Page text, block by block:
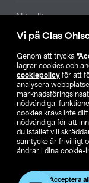
Vi på Clas
Genom att trycka
lagrar cookies och
cookiepolicy för att
analysera
nödvändiga,
cookies krävs inte
nödvändiga för att
du istället vill
samtycke är frivilligt
ändrar i dina cookie-
Acceptera
Aktuellt
Köpvillkor